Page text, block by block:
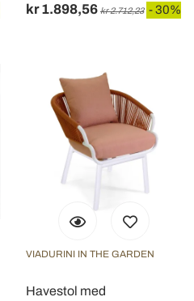
kr 1.898,56 kr 2.712,23 - 30%
VIADURINI IN THE GARDEN
Havestol med